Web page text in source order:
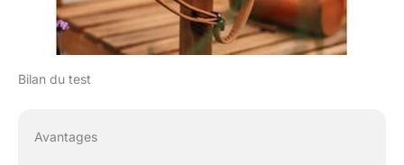
Bilan du test
Avantages